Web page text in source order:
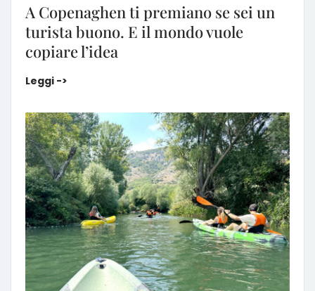
A Copenaghen ti premiano se sei un
turista buono. E il mondo vuole
copiare l’idea
Leggi ->